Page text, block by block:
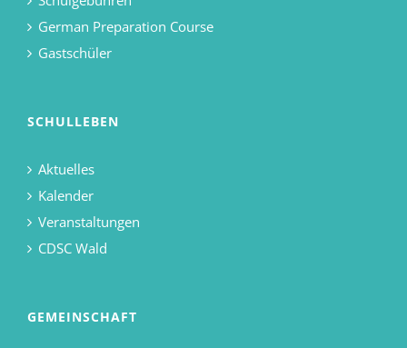
German Preparation Course
Gastschüler
SCHULLEBEN
Aktuelles
Kalender
Veranstaltungen
CDSC Wald
GEMEINSCHAFT